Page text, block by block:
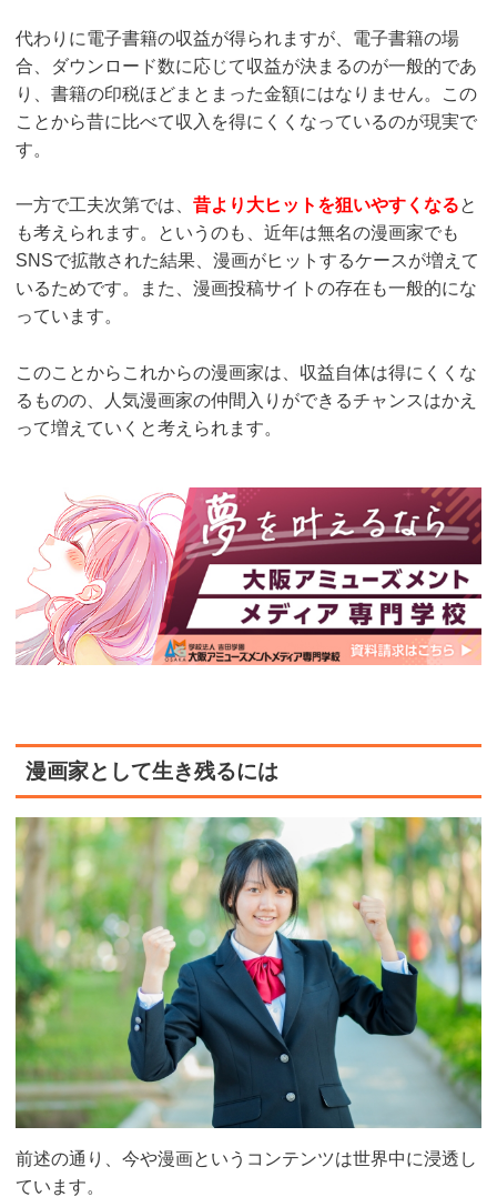
代わりに電子書籍の収益が得られますが、電子書籍の場
合、ダウンロード数に応じて収益が決まるのが一般的であ
り、書籍の印税ほどまとまった金額にはなりません。この
ことから昔に比べて収入を得にくくなっているのが現実で
す。
一方で工夫次第では、昔より大ヒットを狙いやすくなると
も考えられます。というのも、近年は無名の漫画家でも
SNSで拡散された結果、漫画がヒットするケースが増えて
いるためです。また、漫画投稿サイトの存在も一般的にな
っています。
このことからこれからの漫画家は、収益自体は得にくくな
るものの、人気漫画家の仲間入りができるチャンスはかえ
って増えていくと考えられます。
漫画家として生き残るには
前述の通り、今や漫画というコンテンツは世界中に浸透し
ています。